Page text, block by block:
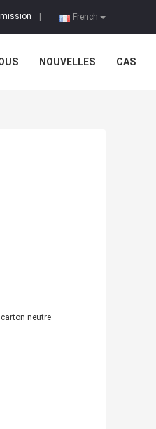
French
NOUVELLES CAS
neutre